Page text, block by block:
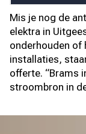
Mis je nog de
elektra in
onderhouden of
installaties,
offerte. “Brams
stroombron in